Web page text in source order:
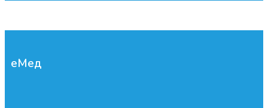
еМед